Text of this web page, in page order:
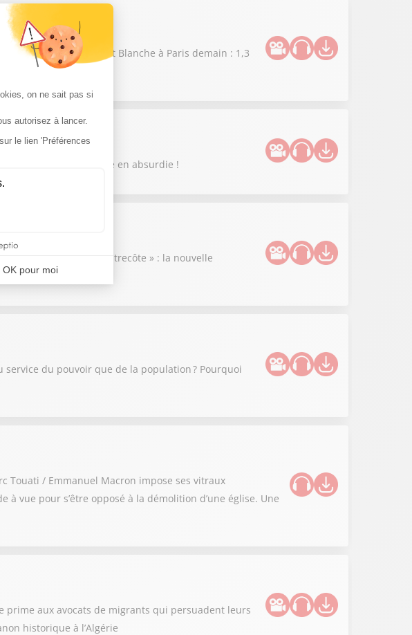
? / 25 ème nuit Blanche à Paris demain : 1,3
utopie ?
2027 : bienvenue en absurdie !
de vache plutôt qu’entrecôte » : la nouvelle
du pouvoir que de la population ? Pourquoi
Touati / Emmanuel Macron impose ses vitraux
vue pour s’être opposé à la démolition d’une église. Une
prime aux avocats de migrants qui persuadent leurs
historique à l’Algérie